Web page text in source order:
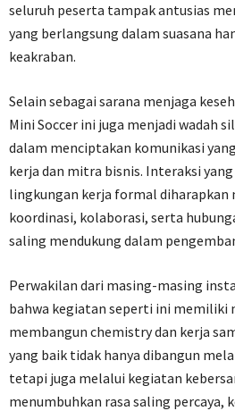
seluruh peserta tampak antusias
yang berlangsung dalam suasana
keakraban.
Selain sebagai sarana menjaga
Mini Soccer ini juga menjadi wadah
dalam menciptakan komunikasi
kerja dan mitra bisnis. Interaksi
lingkungan kerja formal diharapkan
koordinasi, kolaborasi, serta
saling mendukung dalam
Perwakilan dari masing-masing
bahwa kegiatan seperti ini memiliki
membangun chemistry dan kerja
yang baik tidak hanya dibangun
tetapi juga melalui kegiatan
menumbuhkan rasa saling percaya,